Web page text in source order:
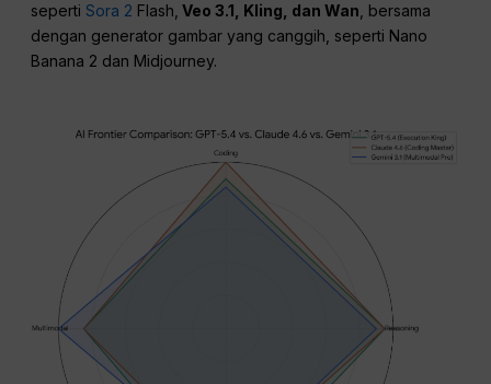
sepertiSora 2 Flash, Veo 3.1, Kling, dan Wan , bersama
dengan generator gambar yang canggih, seperti Nano
Banana 2 dan Midjourney.